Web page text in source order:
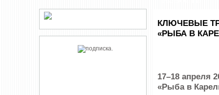
КЛЮЧЕВЫЕ
«РЫБА В
17–18 апреля
«Рыба в